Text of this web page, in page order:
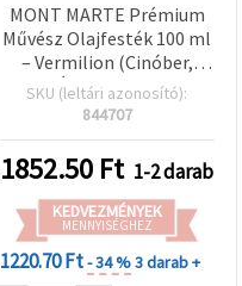
MONT MARTE Prémium
Művész Olajfesték 100 ml
– Vermilion (Cinóber,
Élénk Vörös)
SKU (leltári azonosító):
844707
1852.50 Ft 1-2 darab
KEDVEZMÉNYEK
MENNYISÉGHEZ
1220.70 Ft- 34 %3 darab +